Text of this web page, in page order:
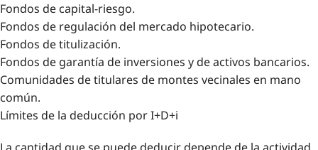
Fondos de capital-riesgo.
Fondos de regulación del mercado hipotecario.
Fondos de titulización.
Fondos de garantía de inversiones y de activos bancarios.
Comunidades de titulares de montes vecinales en mano
común.
Límites de la deducción por I+D+i